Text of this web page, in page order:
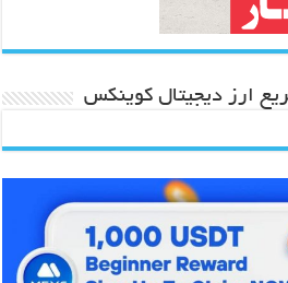
ارز دیجیتال کوینکس